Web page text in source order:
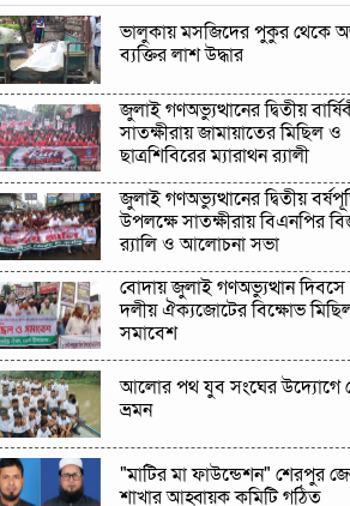
ভালুকায় মসজিদের পুকুর থেকে
ব্যক্তির লাশ উদ্ধার
জুলাই গণঅভ্যুত্থানের দ্বিতীয়
সাতক্ষীরায় জামায়াতের মিছিল ও
ছাত্রশিবিরের ম্যারাথন র‌্যালী
জুলাই গণঅভ্যুত্থানের দ্বিতীয়
উপলক্ষে সাতক্ষীরায় বিএনপির
র‍্যালি ও আলোচনা সভা
বোদায় জুলাই গণঅভ্যুত্থান দিবসে
দলীয় ঐক্যজোটের বিক্ষোভ
সমাবেশ
আলোর পথ যুব সংঘের উদ্যোগে
ভ্রমন
"মাটির মা ফাউন্ডেশন" শেরপুর
শাখার আহ্বায়ক কমিটি গঠিত